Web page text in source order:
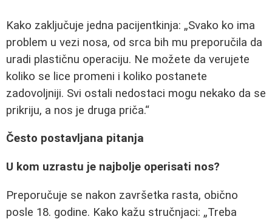
Kako zaključuje jedna pacijentkinja:
Svako ko ima
problem u vezi nosa, od srca bih mu preporučila da
uradi plastičnu operaciju. Ne možete da verujete
koliko se lice promeni i koliko postanete
zadovoljniji. Svi ostali nedostaci mogu nekako da se
prikriju, a nos je druga priča.
Često postavljana pitanja
U kom uzrastu je najbolje operisati nos?
Preporučuje se nakon završetka rasta, obično
posle 18. godine. Kako kažu stručnjaci:
Treba